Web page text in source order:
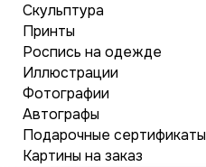
Скульптура
Принты
Роспись на одежде
Иллюстрации
Фотографии
Автографы
Подарочные сертификаты
Картины на заказ